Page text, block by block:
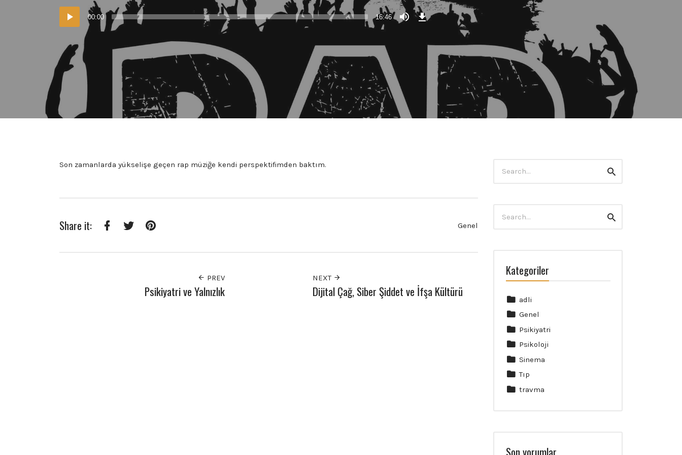
Ses
oynatıcı
00:00 16:46
Download
Episode
(32,4
Son zamanlarda yükselişe geçen rap müziğe kendi perspektifimden baktım.
Share it: Genel
PREV
Psikiyatri ve Yalnızlık
NEXT
Dijital Çağ, Siber Şiddet ve İfşa Kültürü
for:
Search
for:
Search
Kategoriler
adli
Genel
Psikiyatri
Psikoloji
Sinema
Tıp
travma